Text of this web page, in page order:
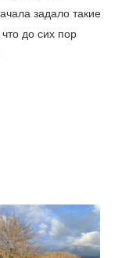
задало такие
до сих пор